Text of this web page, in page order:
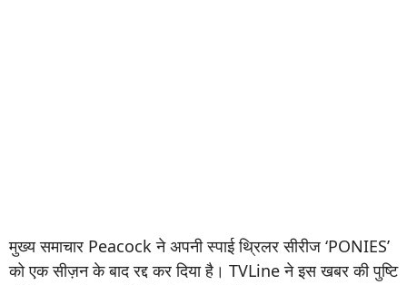
मुख्य समाचार Peacock ने अपनी स्पाई थ्रिलर सीरीज ‘PONIES’
को एक सीज़न के बाद रद्द कर दिया है। TVLine ने इस खबर की पुष्टि